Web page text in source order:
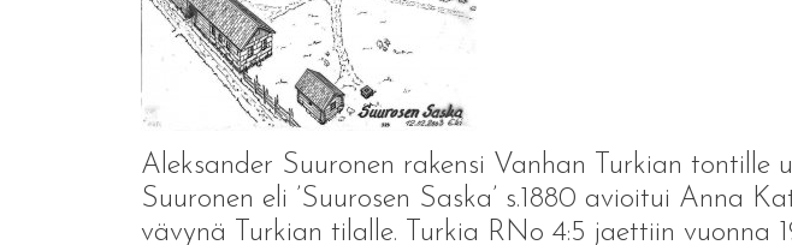
Aleksander Suuronen rakensi Vanhan Turkian tontille
Suuronen eli ’Suurosen Saska’ s.1880 avioitui Anna
vävynä Turkian tilalle. Turkia RNo 4:5 jaettiin vuonna